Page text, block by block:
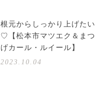
根元からしっかり上げたい
♡【松本市マツエク＆まつ
げカール・ルイール】
2023.10.04